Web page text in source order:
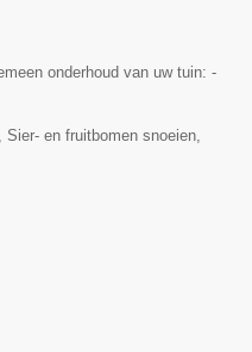
onderhoud van uw tuin: -
Sier- en fruitbomen snoeien,